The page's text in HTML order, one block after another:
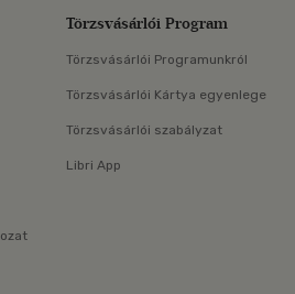
Törzsvásárlói Program
Törzsvásárlói Programunkról
Törzsvásárlói Kártya egyenlege
Törzsvásárlói szabályzat
Libri App